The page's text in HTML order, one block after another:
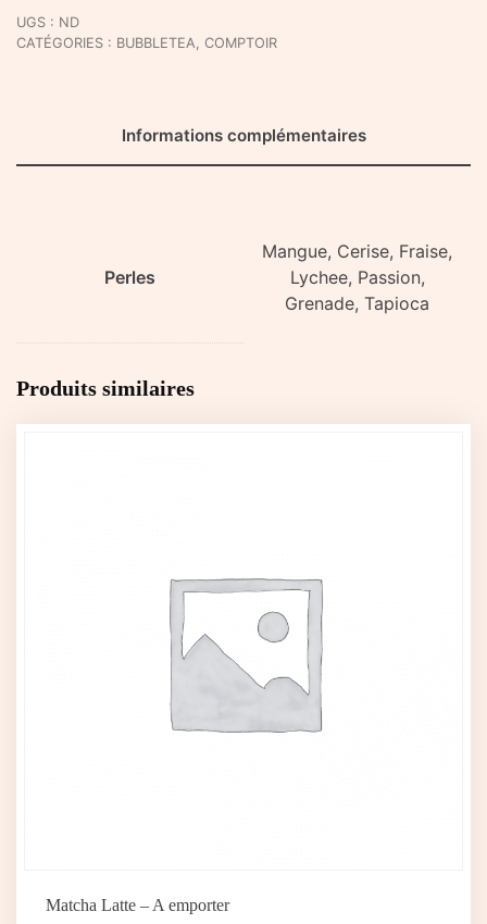
Emporter
UGS : ND
CATÉGORIES : BUBBLETEA COMPTOIR
Informations complémentaires
Perles
Mangue, Cerise, Fraise,
Lychee, Passion,
Grenade, Tapioca
Produits similaires
Matcha Latte – A emporter